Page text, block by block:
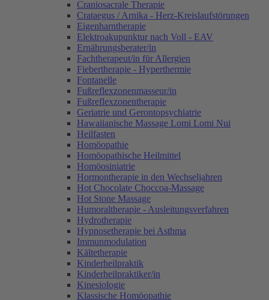
Craniosacrale Therapie
Crataegus / Arnika - Herz-Kreislaufstörungen
Eigenharntherapie
Elektroakupunktur nach Voll - EAV
Ernährungsberater/in
Fachtherapeut/in für Allergien
Fiebertherapie - Hyperthermie
Fontanelle
Fußreflexzonenmasseur/in
Fußreflexzonentherapie
Geriatrie und Gerontopsychiatrie
Hawaiianische Massage Lomi Lomi Nui
Heilfasten
Homöopathie
Homöopathische Heilmittel
Homöosiniatrie
Hormontherapie in den Wechseljahren
Hot Chocolate Choccoa-Massage
Hot Stone Massage
Humoraltherapie - Ausleitungsverfahren
Hydrotherapie
Hypnosetherapie bei Asthma
Immunmodulation
Kältetherapie
Kinderheilpraktik
Kinderheilpraktiker/in
Kinesiologie
Klassische Homöopathie